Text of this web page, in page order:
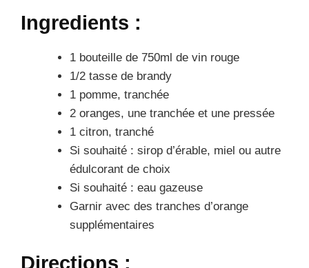
Ingredients :
1 bouteille de 750ml de vin rouge
1/2 tasse de brandy
1 pomme, tranchée
2 oranges, une tranchée et une pressée
1 citron, tranché
Si souhaité : sirop d’érable, miel ou autre
édulcorant de choix
Si souhaité : eau gazeuse
Garnir avec des tranches d’orange
supplémentaires
Directions :